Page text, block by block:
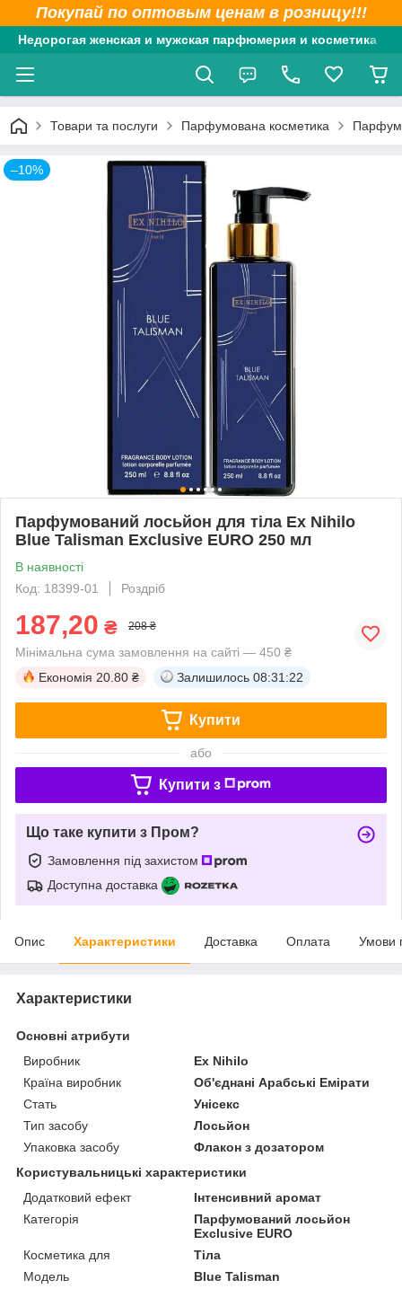
Покупай по оптовым ценам в розницу!!!
Недорогая женская и мужская парфюмерия и косметика
Товари та послуги Парфумована косметика
–10%
Парфумований лосьйон для тіла Ex Nihilo
Blue Talisman Exclusive EURO 250 мл
В наявності
Код: 18399-01
Роздріб
187,20 ₴ 208 ₴
Мінімальна сума замовлення на сайті — 450 ₴
Економія 20.80 ₴ Залишилось 08:31:22
Купити
або
Купити з
Що таке купити з Пром?
Замовлення під захистом
Доступна доставка
Опис Характеристики Доставка Оплата Умови
Характеристики
Основні атрибути
Виробник
Ex Nihilo
Країна виробник
Об'єднані Арабські Емірати
Стать
Унісекс
Тип засобу
Лосьйон
Упаковка засобу
Флакон з дозатором
Користувальницькі характеристики
Додатковий ефект
Інтенсивний аромат
Категорія
Парфумований лосьйон
Exclusive EURO
Косметика для
Тіла
Мoдель
Blue Talisman